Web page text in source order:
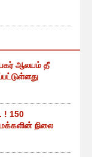
ஆலயம் தீ
! 150
நிலை